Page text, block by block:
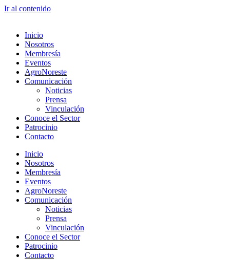
Ir al contenido
Inicio
Nosotros
Membresía
Eventos
AgroNoreste
Comunicación
Noticias
Prensa
Vinculación
Conoce el Sector
Patrocinio
Contacto
Inicio
Nosotros
Membresía
Eventos
AgroNoreste
Comunicación
Noticias
Prensa
Vinculación
Conoce el Sector
Patrocinio
Contacto